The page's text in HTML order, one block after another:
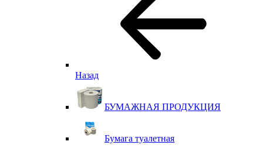
Назад
БУМАЖНАЯ ПРОДУКЦИЯ
Бумага туалетная